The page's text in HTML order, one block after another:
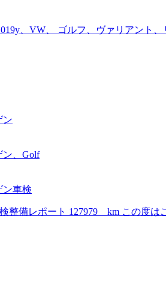
、VW、 ゴルフ、ヴァリアント
ン
ン、Golf
ン車検
レポート 127979 km この度はご